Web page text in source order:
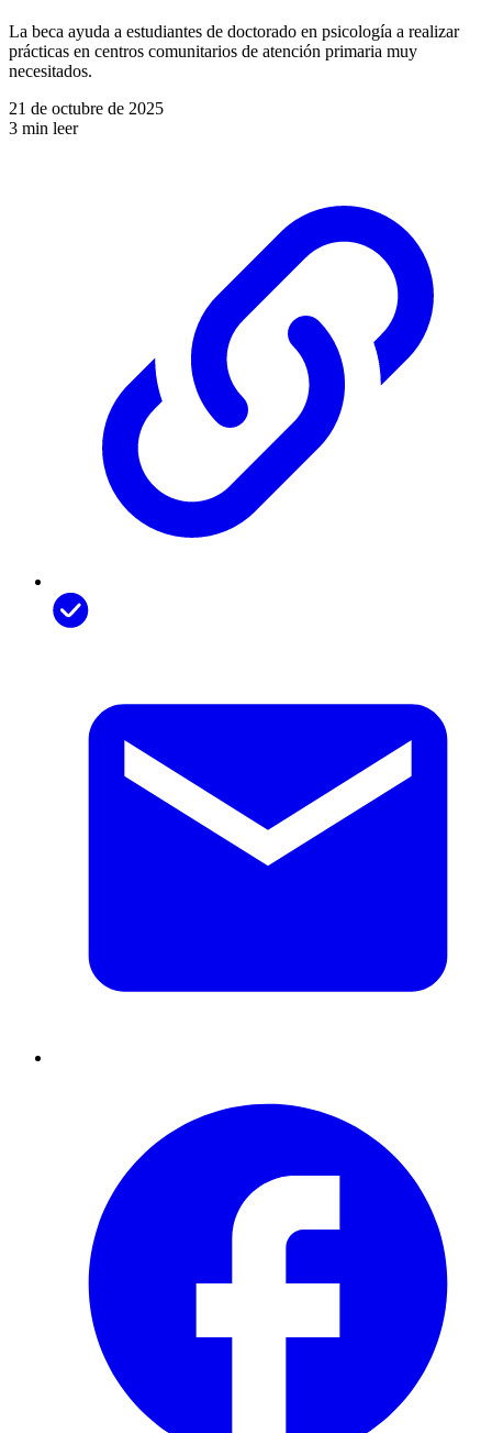
La beca ayuda a estudiantes de doctorado en psicología a realizar
prácticas en centros comunitarios de atención primaria muy
necesitados.
21 de octubre de 2025
3 min leer